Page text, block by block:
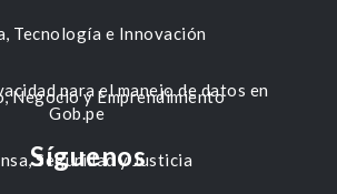
Tecnología e Innovación
Negocio y Emprendimiento
Seguridad y Justicia
para el manejo de datos en
Gob.pe
Síguenos